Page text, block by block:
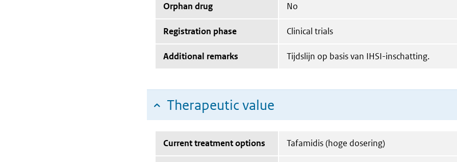
Orphan drug No
Registration phase Clinical trials
Additional remarks Tijdslijn op basis van IHSI-inschatting.
Therapeutic value
Current treatment options Tafamidis (hoge dosering)